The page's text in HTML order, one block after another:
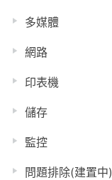
多媒體
網路
印表機
儲存
監控
問題排除(建置中)